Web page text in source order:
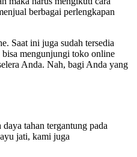
berbagai perlengkapan
Saat ini juga sudah tersedia
bisa mengunjungi toko online
Anda. Nah, bagi Anda yang
tahan tergantung pada
jati, kami juga